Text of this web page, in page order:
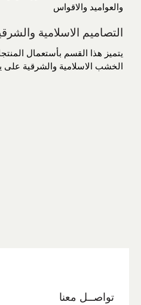
والعواميد والاقواس
التصاميم الاسلامية
يتميز هذا القسم بأستعمال
الخشب الاسلامية والشرقية
تواصــل معنا